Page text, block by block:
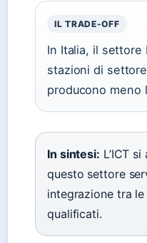
IL TRADE-OFF
In Italia, il settore
stazioni di
producono meno
In sintesi: L’ICT
questo settore
integrazione tra
qualificati.